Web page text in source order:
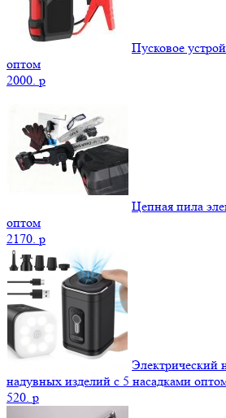
Пусковое
оптом
2000. p
Цепная пила
оптом
2170. p
Электрический
надувных изделий с 5 насадками
520. p